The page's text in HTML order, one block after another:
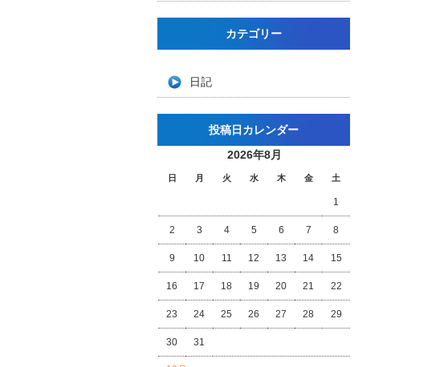
カテゴリー
日記
投稿日カレンダー
2026年8月
日 月 火 水 木 金 土
1
2 3 4 5 6 7 8
9 10 11 12 13 14 15
16 17 18 19 20 21 22
23 24 25 26 27 28 29
30 31